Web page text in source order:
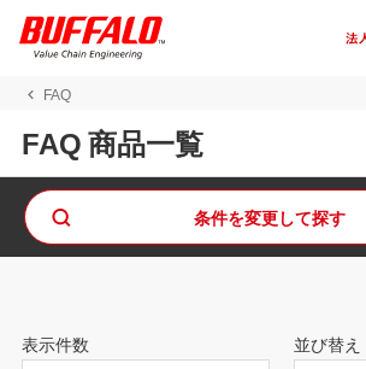
FAQ
FAQ 商品一覧
条件を変更して探す
表示件数 並び替え